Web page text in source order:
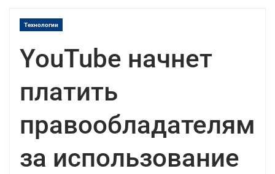
Технологии
YouTube начнет
платить
правообладателям
за использование